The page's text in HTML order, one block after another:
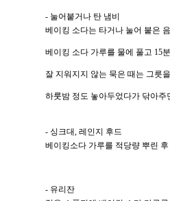
- 눌어붙거나 탄 냄비
베이킹 소다는 타거나 눌어 붙은
베이킹 소다 가루를 물에 풀고 15
잘 지워지지 않는 묵은 때는 그릇
하룻밤 정도 놓아두었다가 닦아주
- 싱크대, 레인지 후드
베이킹소다 가루를 적당량 뿌린
- 유리잔